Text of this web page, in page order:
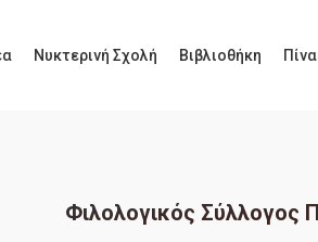
Νυκτερινή Σχολή Βιβλιοθήκη
Φιλολογικός Σύλλογος